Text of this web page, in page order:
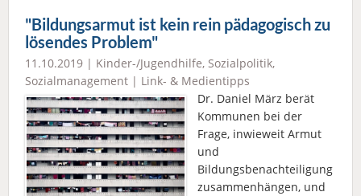
"Bildungsarmut ist kein rein pädagogisch zu
lösendes Problem"
11.10.2019 | Kinder-/Jugendhilfe, Sozialpolitik,
Sozialmanagement | Link- & Medientipps
Dr. Daniel März berät
Kommunen bei der
Frage, inwieweit Armut
und
Bildungsbenachteiligung
zusammenhängen, und